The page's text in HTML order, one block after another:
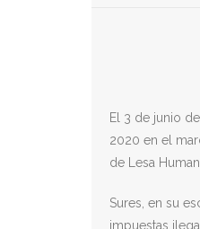
El 3 de junio
2020 en el
de Lesa
Sures, en su
impuestas